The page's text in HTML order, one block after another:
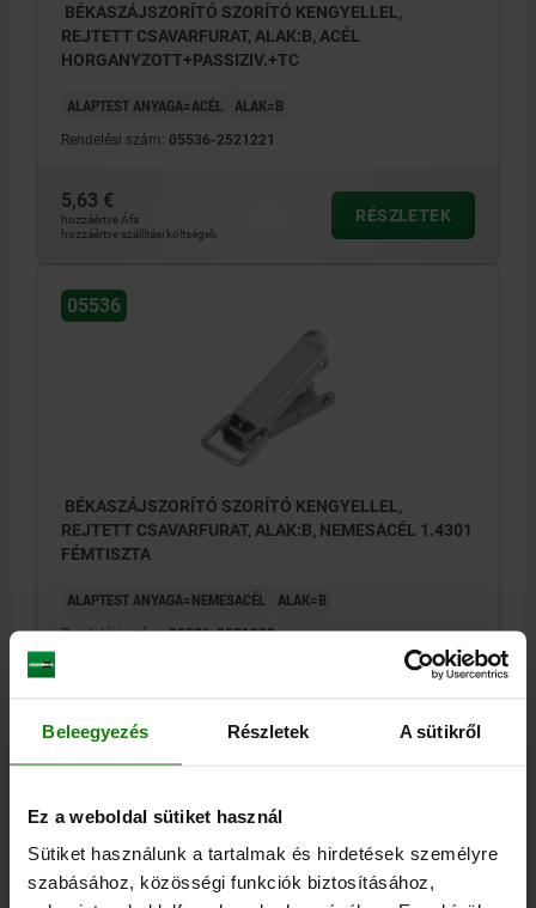
Beleegyezés Részletek A sütikről
Ez a weboldal sütiket használ
Sütiket használunk a tartalmak és hirdetések személyre
szabásához, közösségi funkciók biztosításához,
BÉKASZÁJSZORÍTÓ SZORÍTÓ KENGYELLEL,
REJTETT CSAVARFURAT, ALAK:B, ACÉL
HORGANYZOTT+PASSIZIV.+TC
ALAPTEST ANYAGA=ACÉL ALAK=B
Rendelési szám: 05536-2521221
5,63 €
hozzáértve Áfa
hozzáértve szállítási költségek
RÉSZLETEK
05536
BÉKASZÁJSZORÍTÓ SZORÍTÓ KENGYELLEL,
REJTETT CSAVARFURAT, ALAK:B, NEMESACÉL 1.4301
FÉMTISZTA
ALAPTEST ANYAGA=NEMESACÉL ALAK=B
Rendelési szám:05536-2521222
hozzáértve szállítási költségek
ŰRLAPOK
RÉSZLETEK